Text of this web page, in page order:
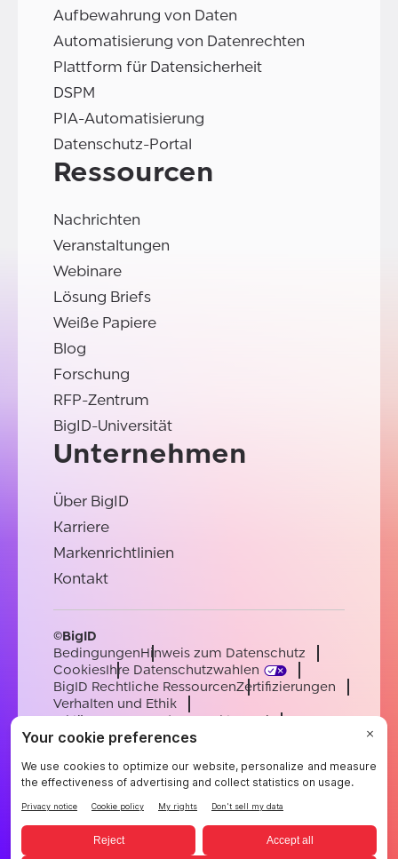
Aufbewahrung von Daten
Automatisierung von Datenrechten
Plattform für Datensicherheit
DSPM
PIA-Automatisierung
Datenschutz-Portal
Ressourcen
Nachrichten
Veranstaltungen
Webinare
Lösung Briefs
Weiße Papiere
Blog
Forschung
RFP-Zentrum
BigID-Universität
Unternehmen
Über BigID
Karriere
Markenrichtlinien
Kontakt
©BigID
BedingungenHinweis zum Datenschutz
CookiesIhre Datenschutzwahlen
BigID Rechtliche RessourcenZertifizierungen
Verhalten und Ethik
Erklärung zur modernen Sklaverei
Unterauftragsverarbeiter
EnglishGermanFrenchSpanishPortuguese